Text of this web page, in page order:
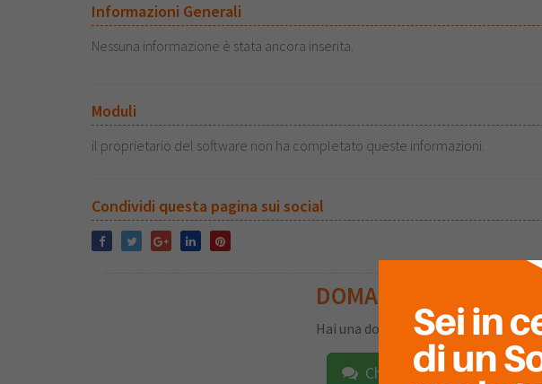
Informazioni Generali
Nessuna informazione è stata ancora inserita.
Moduli
il proprietario del software non ha completato queste informazioni.
Condividi questa pagina sui social
DOMANDE
Hai una domanda? Inseriscila adesso.
Chiedi alla Community